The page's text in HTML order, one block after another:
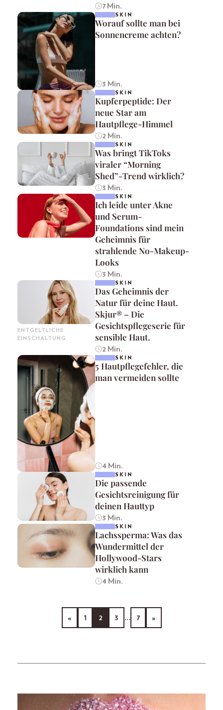
7 Min.
SKIN
Worauf sollte man bei
Sonnencreme achten?
3 Min.
SKIN
Kupferpeptide: Der
neue Star am
Hautpflege-Himmel
2 Min.
SKIN
Was bringt TikToks
viraler “Morning
Shed”-Trend wirklich?
3 Min.
SKIN
Ich leide unter Akne
und Serum-
Foundations sind mein
Geheimnis für
strahlende No-Makeup-
Looks
3 Min.
ENTGELTLICHE
EINSCHALTUNG
SKIN
Das Geheimnis der
Natur für deine Haut.
Skjur® – Die
Gesichtspflegeserie für
sensible Haut.
2 Min.
SKIN
5 Hautpflegefehler, die
man vermeiden sollte
4 Min.
SKIN
Die passende
Gesichtsreinigung für
deinen Hauttyp
3 Min.
SKIN
Lachssperma: Was das
Wundermittel der
Hollywood-Stars
wirklich kann
4 Min.
« 1 2 3 … 7 »